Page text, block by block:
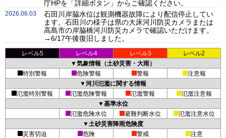
庁HPを「詳細ボタン」からご確認ください。
2026.06.03
石田川岸脇水位は観測機器故障により配信停止してい
ます。石田川の様子は県の大床河川防災カメラまたは
高島市の岸脇橋河川防災カメラで確認いただけます。
→6/17午後復旧しました。
レベル5 レベル4 レベル3
レベル2
▼気象情報（土砂災害・大雨）
特別警報
危険警報 警報
注意報
▼河川氾濫に関する情報
氾濫特別警報
氾濫危険警報 氾濫警報
氾濫注意報
▼基準水位
氾濫危険水位
避難判断水位
氾濫注意水位
▼土砂災害降雨危険度
災害切迫
危険 警戒 注意